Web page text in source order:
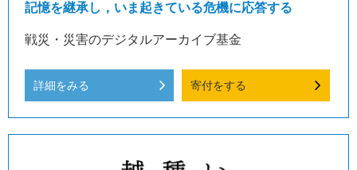
記憶を継承し，いま起きている危機に応答する
戦災・災害のデジタルアーカイブ基金
詳細をみる 寄付をする